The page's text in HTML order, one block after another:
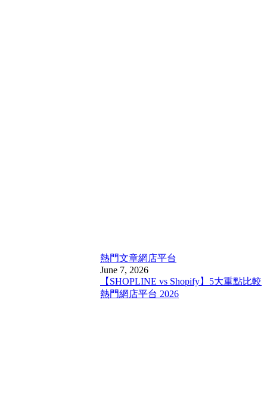
熱門文章網店平台
June 7, 2026
【SHOPLINE vs Shopify】5大重點比較
熱門網店平台 2026